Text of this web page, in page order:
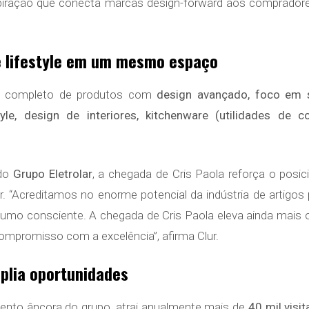
que conecta marcas design-forward aos
em um mesmo espaço
completo de produtos com design avançado, foco em
design de interiores, kitchenware (utilidades de
Grupo Eletrolar, a chegada de Cris Paola reforça o
“Acreditamos no enorme potencial da indústria de
consciente. A chegada de Cris Paola eleva ainda mais
com a excelência”, afirma Clur.
oportunidades